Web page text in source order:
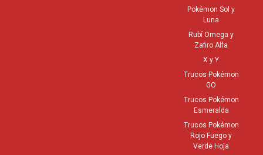
Pokémon Sol y
Luna
Rubí Omega y
Zafiro Alfa
X y Y
Trucos Pokémon
GO
Trucos Pokémon
Esmeralda
Trucos Pokémon
Rojo Fuego y
Verde Hoja